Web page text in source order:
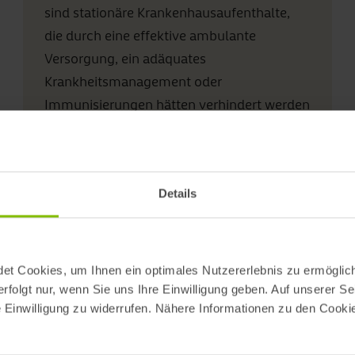
Details
Cookies, um Ihnen ein optimales Nutzererlebnis zu
nur, wenn Sie uns Ihre Einwilligung geben. Auf unserer
zu widerrufen. Nähere Informationen zu den
sind stationäre Krankenhausaufenthalte,
die durch eine effektive ambulante
Versorgung, ein adäquates
Krankheitsmanagement oder
Immunisierungen hätten verhindert werden
Belastung für den stationären Sektor im
Speziellen und das Gesundheitssystem im
Allgemeinen dar.